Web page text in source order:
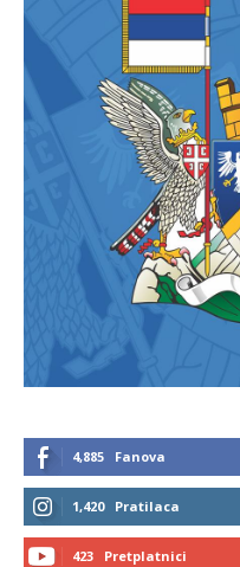
4,885 Fanova
1,420 Pratilaca
423 Pretplatnici